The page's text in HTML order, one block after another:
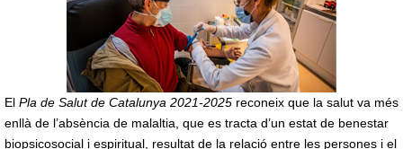
El Pla de Salut de Catalunya 2021-2025 reconeix que la salut va més
enllà de l’absència de malaltia, que es tracta d’un estat de benestar
biopsicosocial i espiritual, resultat de la relació entre les persones i el